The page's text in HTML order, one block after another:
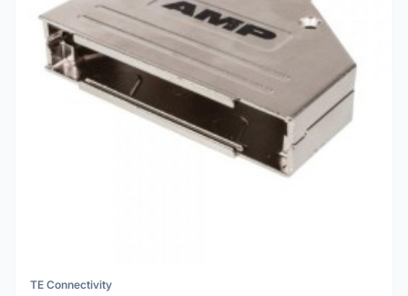
TE Connectivity